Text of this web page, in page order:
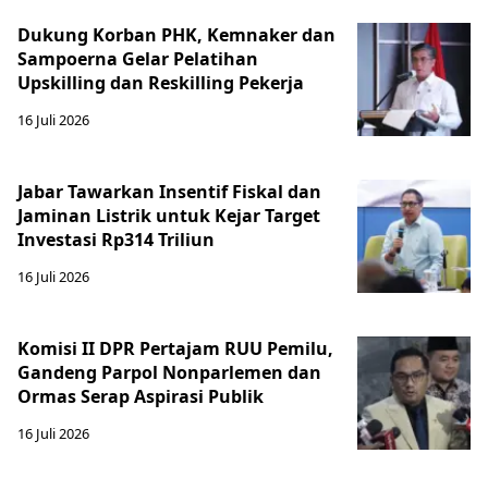
Dukung Korban PHK, Kemnaker dan
Sampoerna Gelar Pelatihan
Upskilling dan Reskilling Pekerja
16 Juli 2026
Jabar Tawarkan Insentif Fiskal dan
Jaminan Listrik untuk Kejar Target
Investasi Rp314 Triliun
16 Juli 2026
Komisi II DPR Pertajam RUU Pemilu,
Gandeng Parpol Nonparlemen dan
Ormas Serap Aspirasi Publik
16 Juli 2026